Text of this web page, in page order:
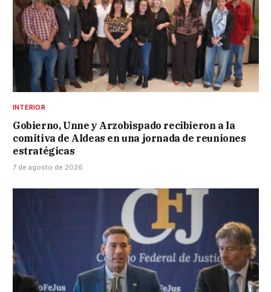
INTERIOR
Gobierno, Unne y Arzobispado recibieron a la
comitiva de Aldeas en una jornada de reuniones
estratégicas
7 de agosto de 2026